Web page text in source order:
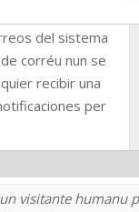
del sistema
corréu nun se
recibir una
per
visitante humanu